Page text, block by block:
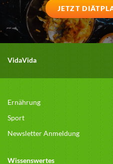
JETZT
VidaVida
Ernährung
Sport
Newsletter Anmeldung
Wissenswertes